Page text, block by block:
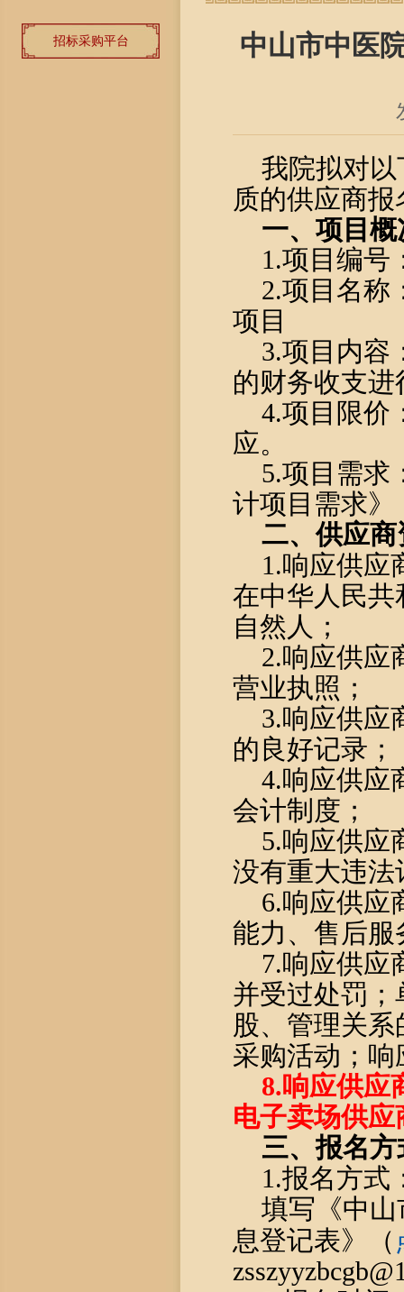
招标采购平台 中山市中医
我院拟对
质的供应商报
一、 项目概
1.项目编号
2.项目名称
项目
3.项目内容
的财务收支进
4.项目限价
应。
5.项目需求
计项目需求》
二、供应商
1.响应供应
在中华人民
自然人；
2.响应供应
营业执照；
3.响应供应
的良好记录；
4.响应供应
会计制度；
5.响应供应
没有重大违法
6.响应供应
能力、售后
7.响应供应
并受过处罚
股、管理关
采购活动；
8.响应供应
电子卖场供应
三、报名
1.报名方式
填写《中
息登记表》（